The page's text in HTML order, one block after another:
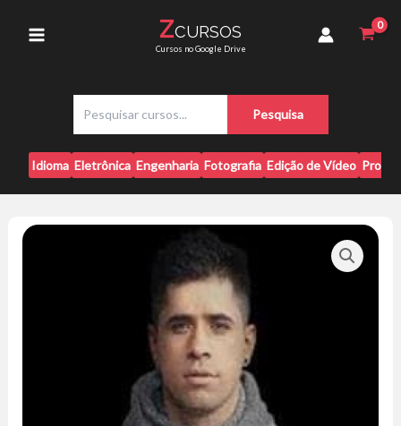
Menu
ZCURSOS
Cursos no Google Drive
s
q
u
i
a
r
Pesquisa
Idioma Eletrônica Engenharia Fotografia Edição de Vídeo
Música